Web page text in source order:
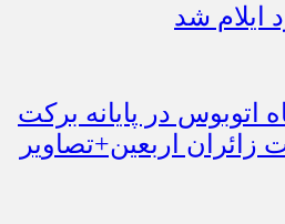
ایلام شد
۷۱۴ دستگاه اتوبوس در پایانه برکت
اربعین+تصاویر